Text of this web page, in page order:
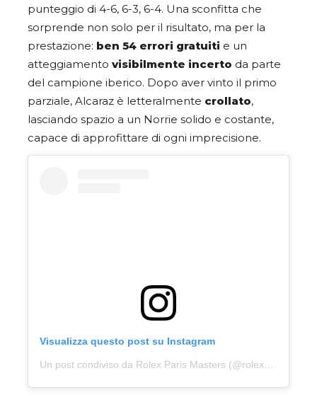
punteggio di 4-6, 6-3, 6-4. Una sconfitta che
sorprende non solo per il risultato, ma per la
prestazione: ben 54 errori gratuiti e un
atteggiamento visibilmente incerto da parte
del campione iberico. Dopo aver vinto il primo
parziale, Alcaraz è letteralmente crollato,
lasciando spazio a un Norrie solido e costante,
capace di approfittare di ogni imprecisione.
Visualizza questo post su Instagram